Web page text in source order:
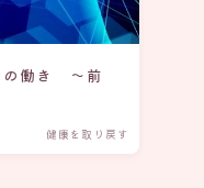
の働き ～前
健康を取り戻す